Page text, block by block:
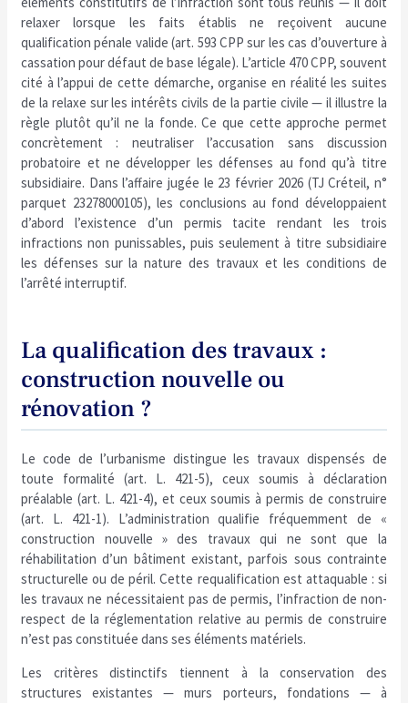
relaxer lorsque les faits établis ne reçoivent aucune
qualification pénale valide (art. 593 CPP sur les cas d’ouverture à
cassation pour défaut de base légale). L’article 470 CPP, souvent
cité à l’appui de cette démarche, organise en réalité les suites
de la relaxe sur les intérêts civils de la partie civile — il illustre la
règle plutôt qu’il ne la fonde. Ce que cette approche permet
concrètement : neutraliser l’accusation sans discussion
probatoire et ne développer les défenses au fond qu’à titre
subsidiaire. Dans l’affaire jugée le 23 février 2026 (TJ Créteil, n°
parquet 23278000105), les conclusions au fond développaient
d’abord l’existence d’un permis tacite rendant les trois
infractions non punissables, puis seulement à titre subsidiaire
les défenses sur la nature des travaux et les conditions de
l’arrêté interruptif.
La qualification des travaux :
construction nouvelle ou
rénovation ?
Le code de l’urbanisme distingue les travaux dispensés de
toute formalité (art. L. 421-5), ceux soumis à déclaration
préalable (art. L. 421-4), et ceux soumis à permis de construire
(art. L. 421-1). L’administration qualifie fréquemment de «
construction nouvelle » des travaux qui ne sont que la
réhabilitation d’un bâtiment existant, parfois sous contrainte
structurelle ou de péril. Cette requalification est attaquable : si
les travaux ne nécessitaient pas de permis, l’infraction de non-
respect de la réglementation relative au permis de construire
n’est pas constituée dans ses éléments matériels.
Les critères distinctifs tiennent à la conservation des
structures existantes — murs porteurs, fondations — à